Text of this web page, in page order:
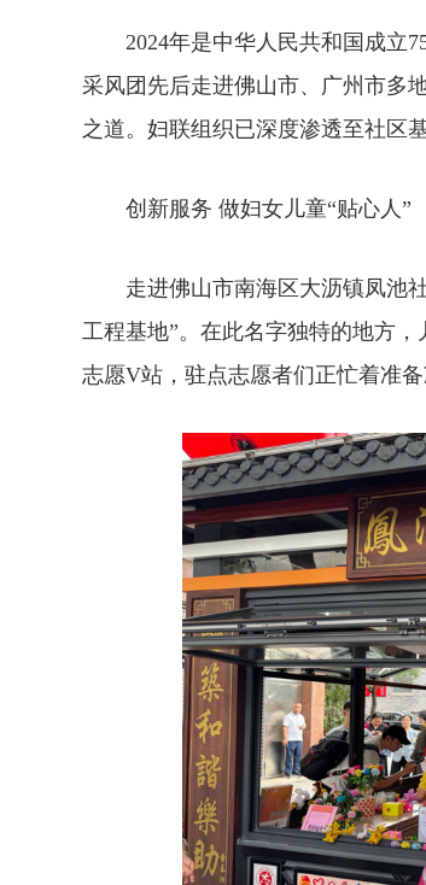
2024年是中华人民共和国成立75
采风团先后走进佛山市、广州市多
之道。妇联组织已深度渗透至社区
创新服务 做妇女儿童“贴心人”
走进佛山市南海区大沥镇凤池社
工程基地”。在此名字独特的地方
志愿V站，驻点志愿者们正忙着准